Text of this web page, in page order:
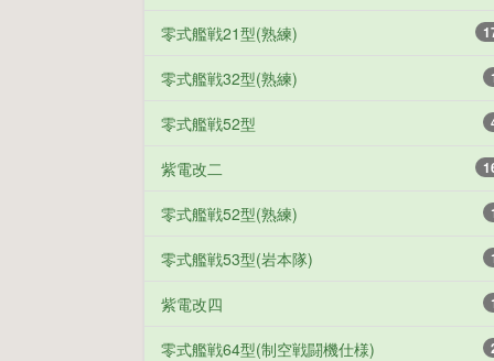
零式艦戦21型(熟練)
零式艦戦32型(熟練)
零式艦戦52型
紫電改二
零式艦戦52型(熟練)
零式艦戦53型(岩本隊)
紫電改四
零式艦戦64型(制空戦闘機仕様)